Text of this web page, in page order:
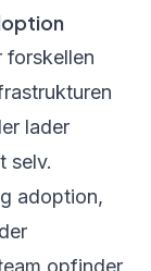
forskellen
lader
selv.
adoption,
opfinder